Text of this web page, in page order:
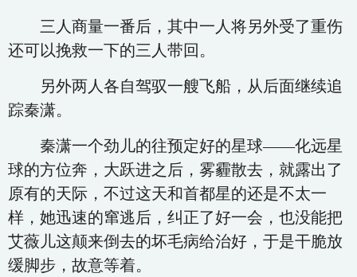
三人商量一番后，其中一人将另外受了重伤
还可以挽救一下的三人带回。
另外两人各自驾驭一艘飞船，从后面继续追
踪秦潇。
秦潇一个劲儿的往预定好的星球——化远星
球的方位奔，大跃进之后，雾霾散去，就露出了
原有的天际，不过这天和首都星的还是不太一
样，她迅速的窜逃后，纠正了好一会，也没能把
艾薇儿这颠来倒去的坏毛病给治好，于是干脆放
缓脚步，故意等着。